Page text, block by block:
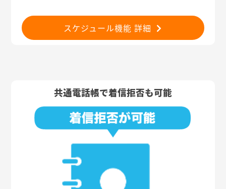
スケジュール機能 詳細
共通電話帳で着信拒否も可能